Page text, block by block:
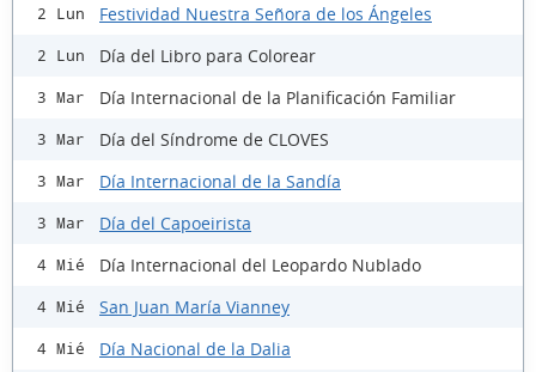
2 Lun Festividad Nuestra Señora de los Ángeles
2 Lun Día del Libro para Colorear
3 Mar Día Internacional de la Planificación Familiar
3 Mar Día del Síndrome de CLOVES
3 Mar Día Internacional de la Sandía
3 Mar Día del Capoeirista
4 Mié Día Internacional del Leopardo Nublado
4 Mié San Juan María Vianney
4 Mié Día Nacional de la Dalia